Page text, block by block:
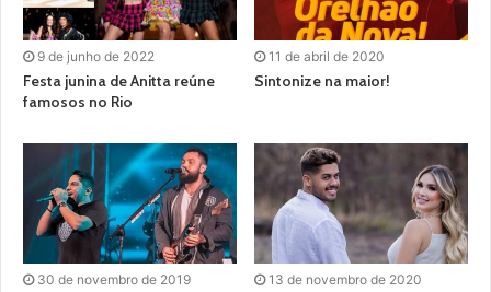
9 de junho de 2022
Festa junina de Anitta reúne
famosos no Rio
11 de abril de 2020
Sintonize na maior!
30 de novembro de 2019 13 de novembro de 2020